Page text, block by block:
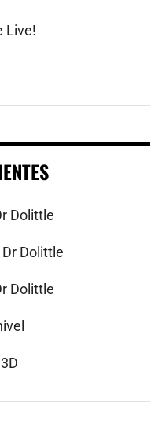
Live!
Dolittle
Dolittle
Dolittle